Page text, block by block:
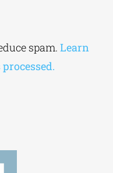
spam. Learn